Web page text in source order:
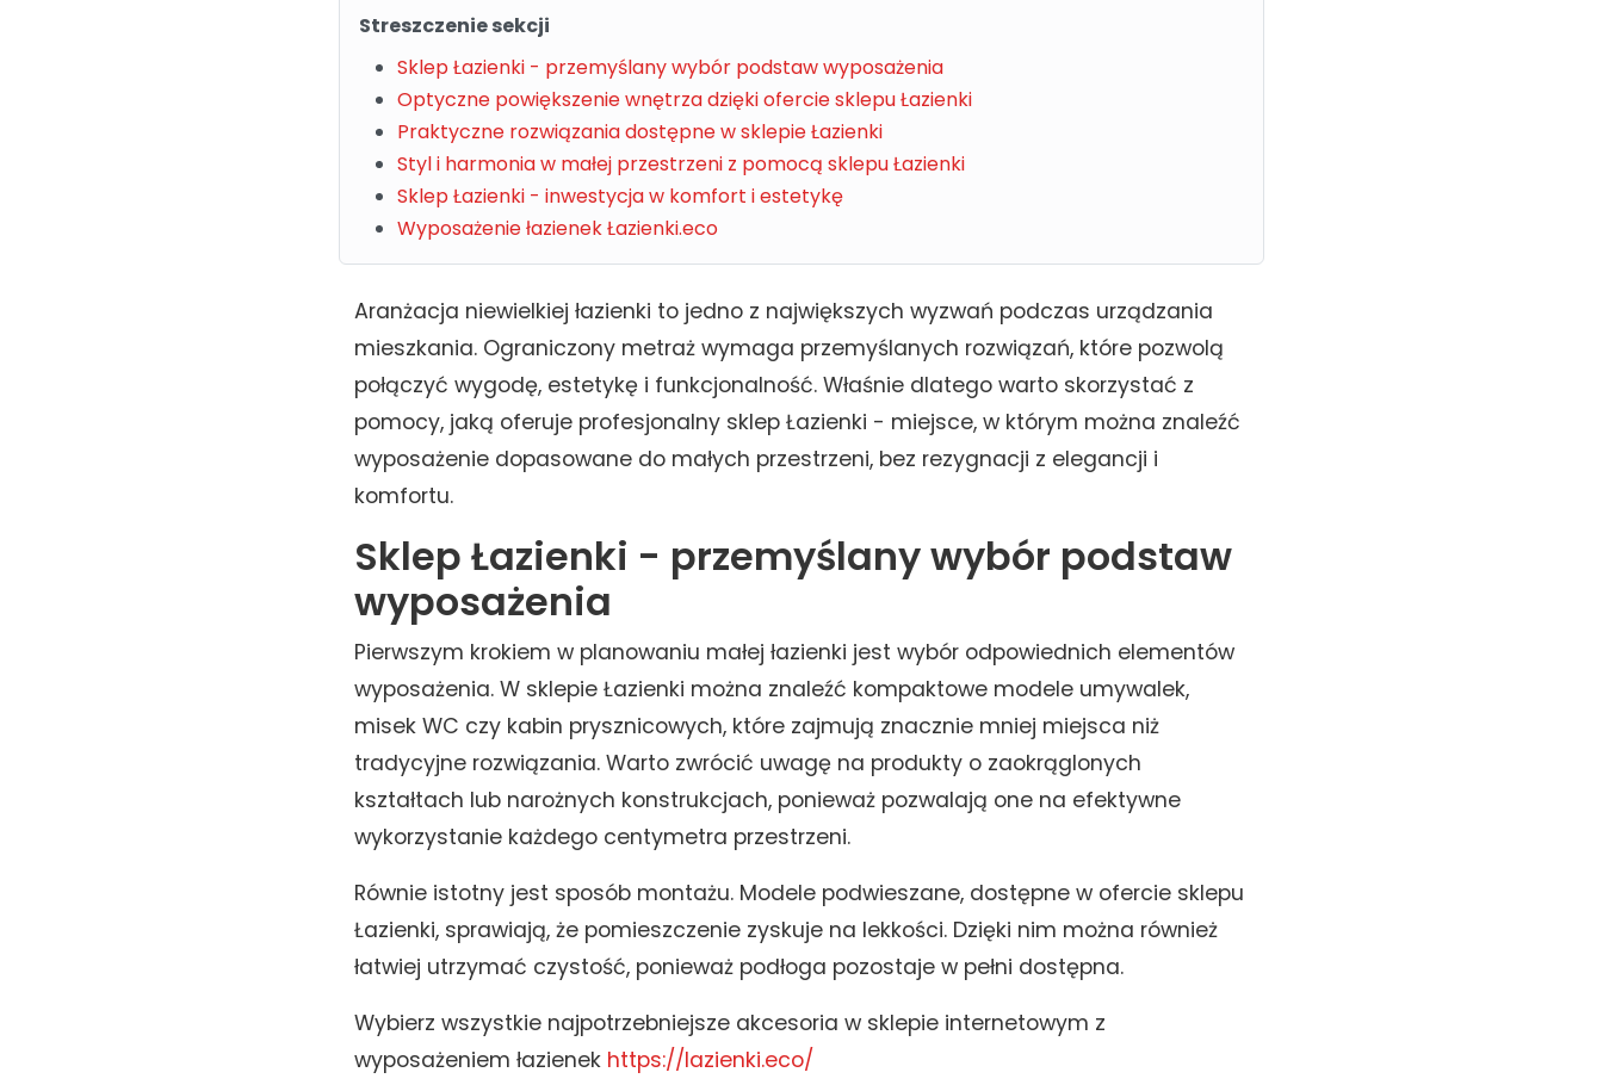
Streszczenie sekcji
Sklep Łazienki - przemyślany wybór podstaw wyposażenia
Optyczne powiększenie wnętrza dzięki ofercie sklepu Łazienki
Praktyczne rozwiązania dostępne w sklepie Łazienki
Styl i harmonia w małej przestrzeni z pomocą sklepu Łazienki
Sklep Łazienki - inwestycja w komfort i estetykę
Wyposażenie łazienek Łazienki.eco
Aranżacja niewielkiej łazienki to jedno z największych wyzwań podczas urządzania
mieszkania. Ograniczony metraż wymaga przemyślanych rozwiązań, które pozwolą
połączyć wygodę, estetykę i funkcjonalność. Właśnie dlatego warto skorzystać z
pomocy, jaką oferuje profesjonalny sklep Łazienki - miejsce, w którym można znaleźć
wyposażenie dopasowane do małych przestrzeni, bez rezygnacji z elegancji i
komfortu.
Sklep Łazienki - przemyślany wybór podstaw
wyposażenia
Pierwszym krokiem w planowaniu małej łazienki jest wybór odpowiednich elementów
wyposażenia. W sklepie Łazienki można znaleźć kompaktowe modele umywalek,
misek WC czy kabin prysznicowych, które zajmują znacznie mniej miejsca niż
tradycyjne rozwiązania. Warto zwrócić uwagę na produkty o zaokrąglonych
kształtach lub narożnych konstrukcjach, ponieważ pozwalają one na efektywne
wykorzystanie każdego centymetra przestrzeni.
Równie istotny jest sposób montażu. Modele podwieszane, dostępne w ofercie sklepu
Łazienki, sprawiają, że pomieszczenie zyskuje na lekkości. Dzięki nim można również
łatwiej utrzymać czystość, ponieważ podłoga pozostaje w pełni dostępna.
Wybierz wszystkie najpotrzebniejsze akcesoria w sklepie internetowym z
wyposażeniem łazienek https://lazienki.eco/